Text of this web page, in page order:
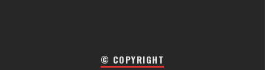
© COPYRIGHT